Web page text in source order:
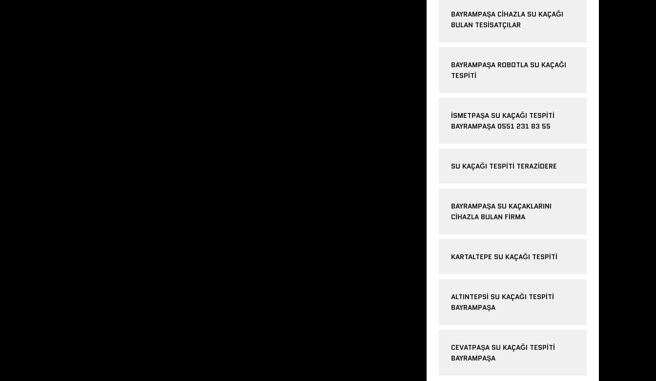
BAYRAMPAŞA CIHAZLA SU KAÇAĞI
BULAN TESISATÇILAR
BAYRAMPAŞA ROBOTLA SU KAÇAĞI
TESPITI
İSMETPAŞA SU KAÇAĞI TESPITI
BAYRAMPAŞA 0551 231 83 55
SU KAÇAĞI TESPITI TERAZIDERE
BAYRAMPAŞA SU KAÇAKLARINI
CIHAZLA BULAN FIRMA
KARTALTEPE SU KAÇAĞI TESPITI
ALTINTEPSI SU KAÇAĞI TESPITI
BAYRAMPAŞA
CEVATPAŞA SU KAÇAĞI TESPITI
BAYRAMPAŞA